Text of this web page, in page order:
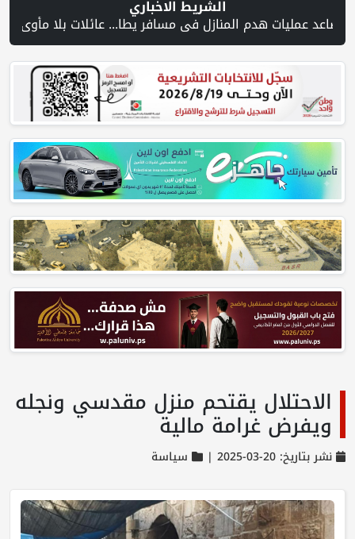
الشريط الاخباري
الاحتلال يقتحم منزل مقدسي ونجله
ويفرض غرامة مالية
نشر بتاريخ: 20-03-2025 | سياسة